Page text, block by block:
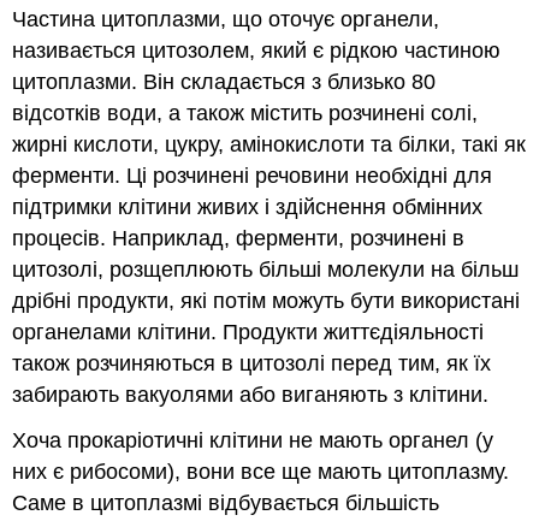
Частина цитоплазми, що оточує органели,
називається цитозолем, який є рідкою частиною
цитоплазми. Він складається з близько 80
відсотків води, а також містить розчинені солі,
жирні кислоти, цукру, амінокислоти та білки, такі як
ферменти. Ці розчинені речовини необхідні для
підтримки клітини живих і здійснення обмінних
процесів. Наприклад, ферменти, розчинені в
цитозолі, розщеплюють більші молекули на більш
дрібні продукти, які потім можуть бути використані
органелами клітини. Продукти життєдіяльності
також розчиняються в цитозолі перед тим, як їх
забирають вакуолями або виганяють з клітини.
Хоча прокаріотичні клітини не мають органел (у
них є рибосоми), вони все ще мають цитоплазму.
Саме в цитоплазмі відбувається більшість